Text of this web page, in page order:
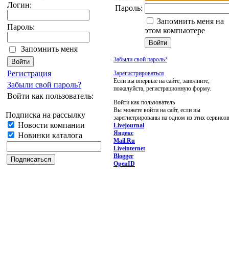
Логин:
Пароль:
Запомнить меня
Регистрация
Забыли свой пароль?
Войти как пользователь:
Подписка на рассылку
Новости компании
Новинки каталога
Пароль:
Запомнить меня на
этом компьютере
Забыли свой пароль?
Зарегистрироваться
Если вы впервые на сайте, заполните,
пожалуйста, регистрационную форму.
Войти как пользователь
Вы можете войти на сайт, если вы
зарегистрированы на одном из этих
Livejournal
Яндекс
Mail.Ru
Liveinternet
Blogger
OpenID